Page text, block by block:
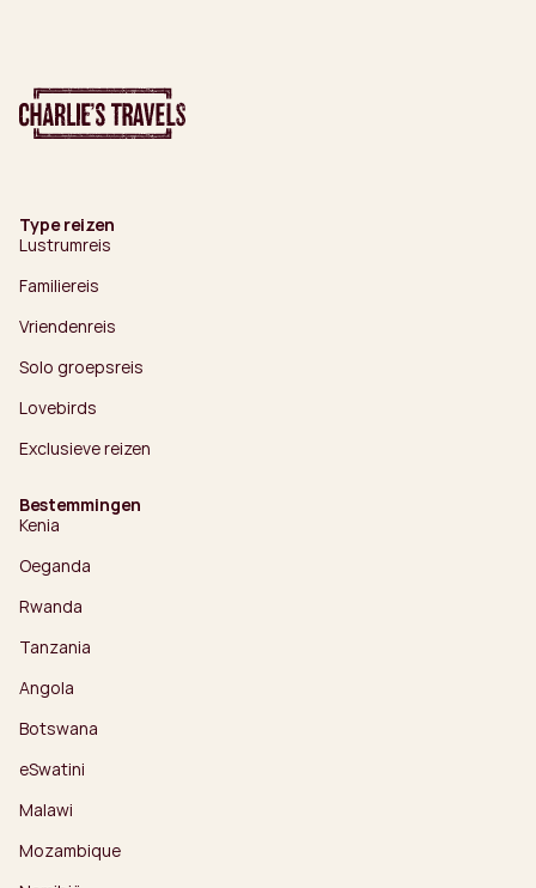
Type reizen
Lustrumreis
Familiereis
Vriendenreis
Solo groepsreis
Lovebirds
Exclusieve reizen
Bestemmingen
Kenia
Oeganda
Rwanda
Tanzania
Angola
Botswana
eSwatini
Malawi
Mozambique